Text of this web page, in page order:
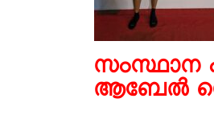
സംസ്ഥാന
ആബേല്‍